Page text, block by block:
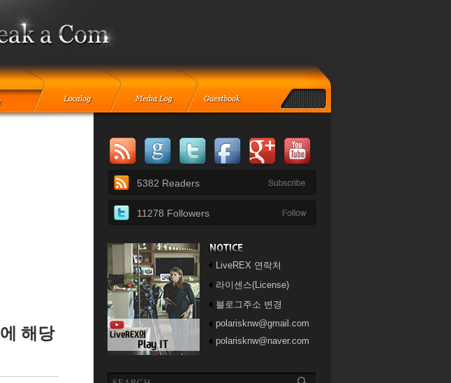
에 해당
5382 Readers
11278 Followers
LiveREX 연락처
라이센스(License)
블로그주소 변경
polarisknw@gmail.com
polarisknw@naver.com